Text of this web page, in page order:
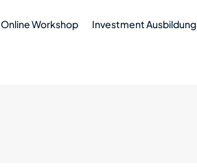
Online Workshop Investment Ausbildung